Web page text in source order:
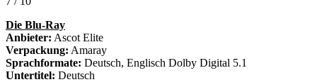
Die Blu-Ray
Anbieter: Ascot Elite
Verpackung: Amaray
Sprachformate: Deutsch, Englisch Dolby Digital 5.1
Untertitel: Deutsch